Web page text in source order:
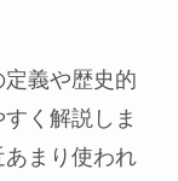
義や歴史的
く解説しま
まり使われ